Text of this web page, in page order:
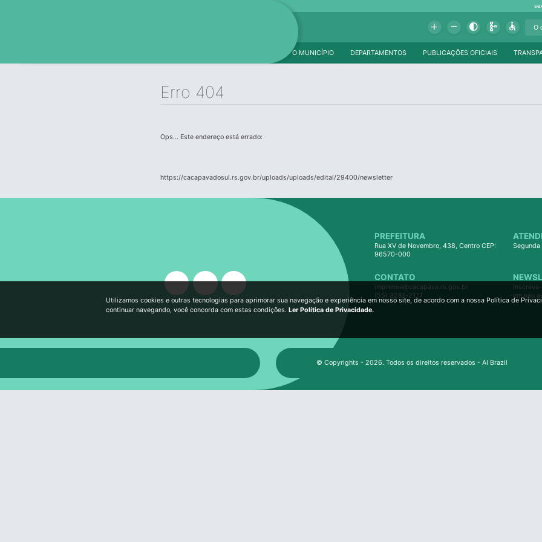
Add Remove Contrast Schema Accessible
PUBLICAÇÕES OFICIAIS
DEPARTAMENTOS
O MUNICÍPIO
Erro 404
Ops... Este endereço está errado:
https://cacapavadosul.rs.gov.br/uploads/uploads/edital/29400/newsletter
PREFEITURA
Rua XV de Novembro, 438, Centro CEP:
96570-000
Segunda
CONTATO
imprensa@cacapava.rs.gov.br
(55) 3281-2177
em seu
© Copyrights - 2026. Todos os direitos reservados - AI Brazil
Utilizamos cookies e outras tecnologias para aprimorar sua navegação e experiência em nosso site, de acordo com a nossa Política de
continuar navegando, você concorda com estas condições. Ler Política de Privacidade.